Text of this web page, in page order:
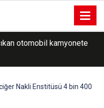
otomobil kamyonete
muhtarları ve mahalle
Nakli Enstitüsü 4 bin 400